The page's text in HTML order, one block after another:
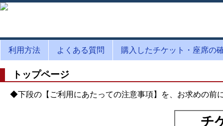
利用方法 よくある質問 購入したチケット・座席の
トップページ
◆下段の【ご利用にあたっての注意事項】を、お求めの前